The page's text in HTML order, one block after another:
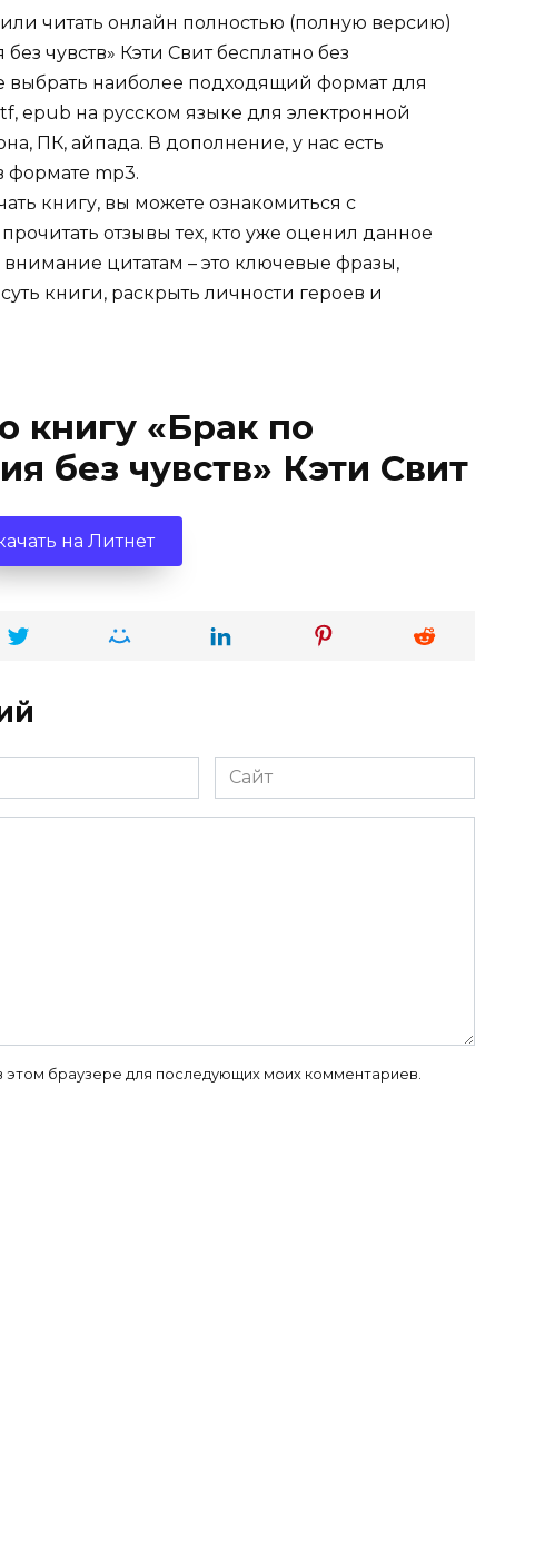
читать онлайн полностью (полную версию)
чувств» Кэти Свит бесплатно без
выбрать наиболее подходящий формат для
epub на русском языке для электронной
ПК, айпада. В дополнение, у нас есть
формате mp3.
книгу, вы можете ознакомиться с
отзывы тех, кто уже оценил данное
цитатам – это ключевые фразы,
книги, раскрыть личности героев и
книгу «Брак по
без чувств» Кэти Свит
на Литнет
Сайт
этом браузере для последующих моих комментариев.